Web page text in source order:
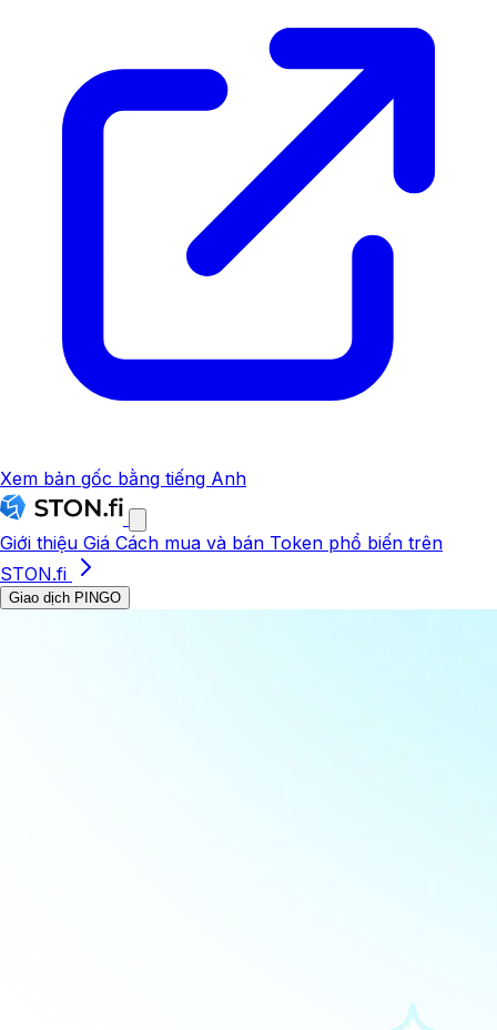
Xem bản gốc bằng tiếng Anh
Giới thiệu Giá Cách mua và bán Token phổ biến trên
STON.fi
Giao dịch PINGO